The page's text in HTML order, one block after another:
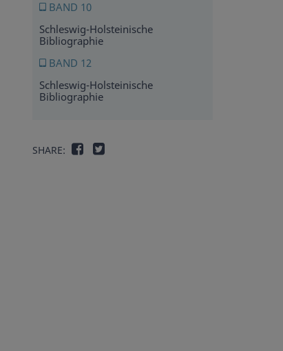
BAND 10
Schleswig-Holsteinische
Bibliographie
BAND 12
Schleswig-Holsteinische
Bibliographie
SHARE: